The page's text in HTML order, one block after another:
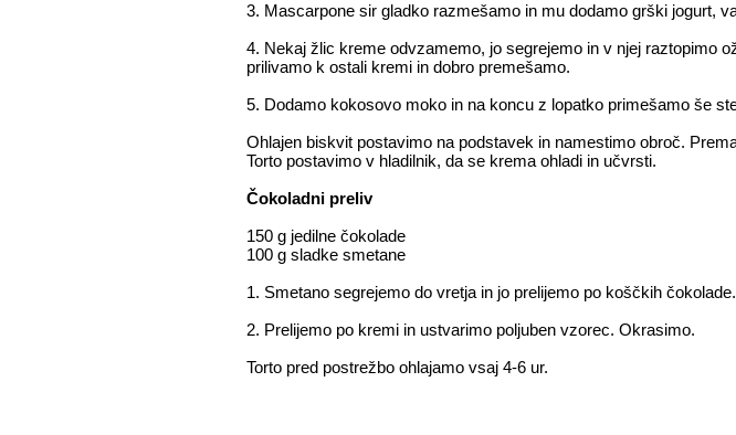
3. Mascarpone sir gladko razmešamo in mu dodamo grški jogurt,
4. Nekaj žlic kreme odvzamemo, jo segrejemo in v njej raztopimo
prilivamo k ostali kremi in dobro premešamo.
5. Dodamo kokosovo moko in na koncu z lopatko primešamo še
Ohlajen biskvit postavimo na podstavek in namestimo obroč.
Torto postavimo v hladilnik, da se krema ohladi in učvrsti.
Čokoladni preliv
150 g jedilne čokolade
100 g sladke smetane
1. Smetano segrejemo do vretja in jo prelijemo po koščkih
2. Prelijemo po kremi in ustvarimo poljuben vzorec. Okrasimo.
Torto pred postrežbo ohlajamo vsaj 4-6 ur.